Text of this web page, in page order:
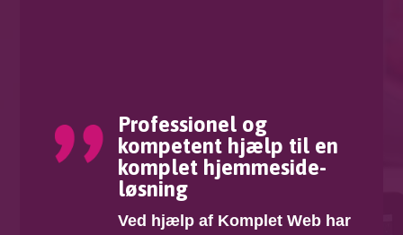
Professionel og
kompetent hjælp til en
komplet hjemmeside­
løsning
Ved hjælp af Komplet Web har